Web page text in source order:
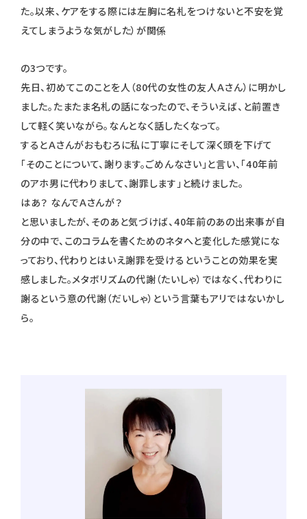
た。以来、ケアをする際には左胸に名札をつけないと不安を覚
えてしまうような気がした）が関係
の3つです。
先日、初めてこのことを人（80代の女性の友人Ａさん）に明かし
ました。たまたま名札の話になったので、そういえば、と前置き
して軽く笑いながら。なんとなく話したくなって。
するとＡさんがおもむろに私に丁寧にそして深く頭を下げて
「そのことについて、謝ります。ごめんなさい」と言い、「40年前
のアホ男に代わりまして、謝罪します」と続けました。
はあ？ なんでＡさんが？
と思いましたが、そのあと気づけば、40年前のあの出来事が自
分の中で、このコラムを書くためのネタへと変化した感覚にな
っており、代わりとはいえ謝罪を受けるということの効果を実
感しました。メタボリズムの代謝（たいしゃ）ではなく、代わりに
謝るという意の代謝（だいしゃ）という言葉もアリではないかし
ら。